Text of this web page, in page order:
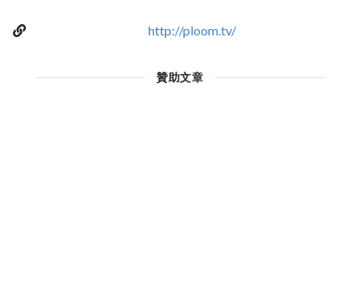
http://ploom.tv/
贊助文章